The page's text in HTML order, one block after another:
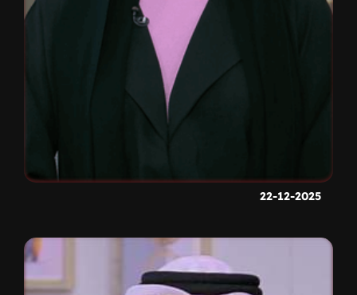
22-12-2025